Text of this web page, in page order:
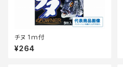
チヌ 1ｍ付
¥264